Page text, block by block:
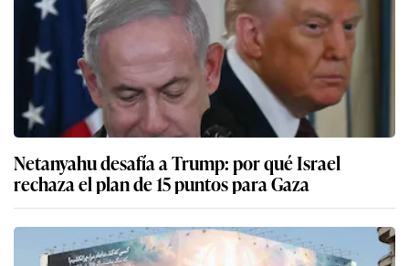
Netanyahu desafía a Trump: por qué Israel
rechaza el plan de 15 puntos para Gaza